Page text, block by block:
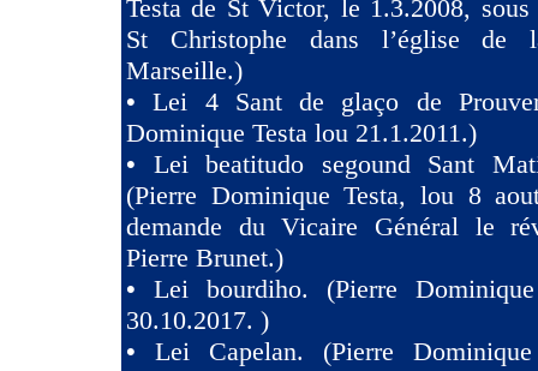
Testa de St Victor, le 1.3.2008,
St Christophe dans l’église de
Marseille.)
•Lei 4 Sant de glaço de
Dominique Testa lou 21.1.2011.)
• Lei beatitudo segound Sant
(Pierre Dominique Testa, lou 8
demande du Vicaire Général le
Pierre Brunet.)
• Lei bourdiho. (Pierre
30.10.2017. )
• Lei Capelan. (Pierre